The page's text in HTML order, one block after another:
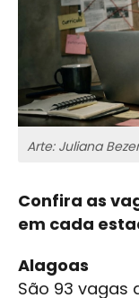
Arte: Juliana
Confira as
em cada
Alagoas
São 93 vagas